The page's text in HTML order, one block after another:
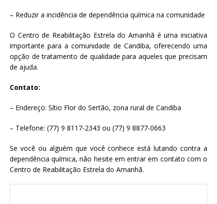
– Reduzir a incidência de dependência química na comunidade
O Centro de Reabilitação Estrela do Amanhã é uma iniciativa
importante para a comunidade de Candiba, oferecendo uma
opção de tratamento de qualidade para aqueles que precisam
de ajuda.
Contato:
– Endereço: Sítio Flor do Sertão, zona rural de Candiba
– Telefone: (77) 9 8117-2343 ou (77) 9 8877-0663
Se você ou alguém que você conhece está lutando contra a
dependência química, não hesite em entrar em contato com o
Centro de Reabilitação Estrela do Amanhã.